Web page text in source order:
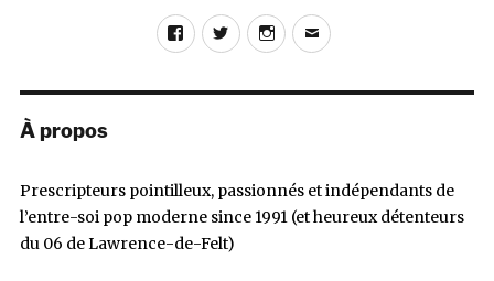
FacebookTwitterInstagram
E-
À propos
Prescripteurs pointilleux, passionnés et indépendants de
l’entre-soi pop moderne since 1991 (et heureux détenteurs
du 06 de Lawrence-de-Felt)